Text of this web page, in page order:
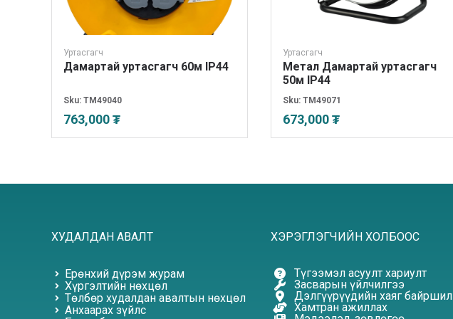
Уртасгагч
Дамартай уртасгагч 60м IP44
Sku: TM49040
763,000 ₮
Уртасгагч
Метал Дамартай уртасгагч
50м IP44
Sku: TM49071
673,000 ₮
ХУДАЛДАН АВАЛТ
Ерөнхий дүрэм журам
Хүргэлтийн нөхцөл
Төлбөр худалдан авалтын нөхцөл
Анхаарах зүйлс
ХЭРЭГЛЭГЧИЙН ХОЛБООС
Түгээмэл асуулт хариулт
Засварын үйлчилгээ
Дэлгүүрүүдийн хаяг байршил
Хамтран ажиллах